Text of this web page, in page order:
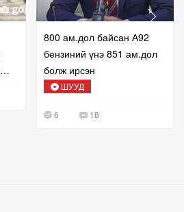
800 ам.дол байсан А92
бензиний үнэ 851 ам.дол
болж ирсэн
ШУУД
6 18